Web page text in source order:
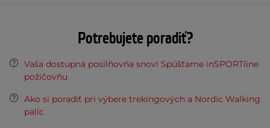
Potrebujete poradiť?
Vaša dostupná posilňovňa snov! Spúšťame inSPORTline
požičovňu
Ako si poradiť pri výbere trekingových a Nordic Walking
palíc